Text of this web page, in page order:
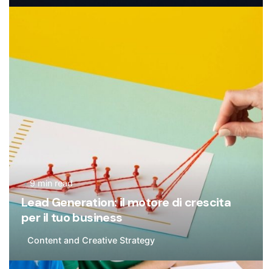
9 min read
Lead Generation: il motore di crescita
per il tuo business
Content and Creative Strategy